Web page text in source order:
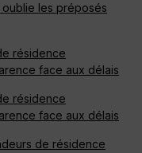
oublie les préposés
résidence
face aux délais
résidence
face aux délais
de résidence